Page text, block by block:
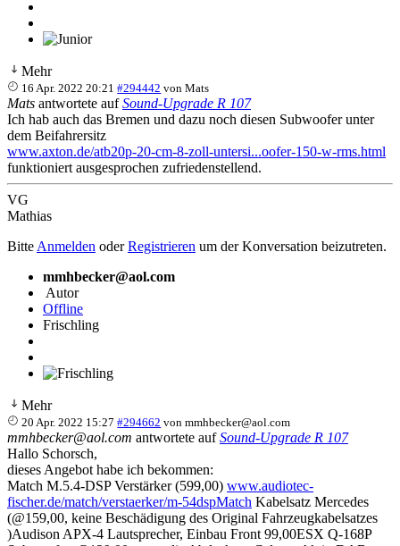
Mehr
16 Apr. 2022 20:21 #294442 vonMats
Mats antwortete aufSound-Upgrade R 107
Ich hab auch das Bremen und dazu noch diesen Subwoofer unter
dem Beifahrersitz
www.axton.de/atb20p-20-cm-8-zoll-untersi...oofer-150-w-rms.html
funktioniert ausgesprochen zufriedenstellend.
VG
Mathias
Bitte Anmelden oderRegistrieren um der Konversation beizutreten.
mmhbecker@aol.com
Autor
Offline
Frischling
Mehr
20 Apr. 2022 15:27 #294662 vonmmhbecker@aol.com
mmhbecker@aol.com antwortete aufSound-Upgrade R 107
Hallo Schorsch,
dieses Angebot habe ich bekommen:
Match M.5.4-DSP Verstärker (599,00) www.audiotec-
fischer.de/match/verstaerker/m-54dspMatch Kabelsatz Mercedes
(@159,00, keine Beschädigung des Original Fahrzeugkabelsatzes
)Audison APX-4 Lautsprecher, Einbau Front 99,00ESX Q-168P